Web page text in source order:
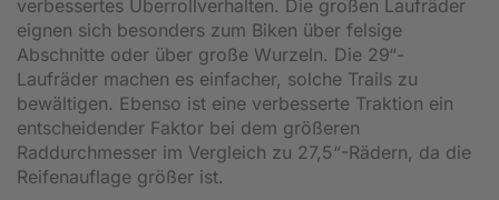
verbessertes Überrollverhalten. Die großen Laufräder
eignen sich besonders zum Biken über felsige
Abschnitte oder über große Wurzeln. Die 29“-
Laufräder machen es einfacher, solche Trails zu
bewältigen. Ebenso ist eine verbesserte Traktion ein
entscheidender Faktor bei dem größeren
Raddurchmesser im Vergleich zu 27,5“-Rädern, da die
Reifenauflage größer ist.